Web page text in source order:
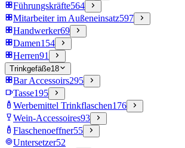
Führungskräfte564
Mitarbeiter im Außeneinsatz597
Handwerker69
Damen154
Herren91
Trinkgefäße18
Bar Accessoirs295
Tasse195
Werbemittel Trinkflaschen176
Wein-Accessoires93
Flaschenoeffner55
Untersetzer52